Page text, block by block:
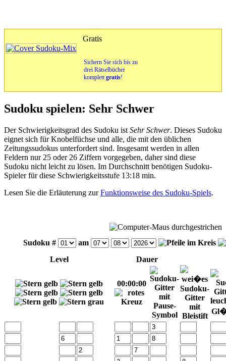
Gratis
Sichern Sie sich bis zu
drei Rätselbücher
komplettgratis!
Sudoku spielen: Sehr Schwer
Der Schwierigkeitsgrad des Sudoku ist Sehr Schwer. Dieses Sudoku
eignet sich für Knobelfüchse und alle, die mit den üblichen
Zeitungssudokus unterfordert sind. Insgesamt werden in allen
Feldern nur 25 oder 26 Ziffern vorgegeben, daher sind diese
Sudoku nicht leicht zu lösen. Im Durchschnitt benötigen Sudoku-
Spieler für diese Schwierigkeitsstufe 13:18 min.
Lesen Sie die Erläuterung zurFunktionsweise des Sudoku-Spiels.
Sudoku #
am
Level
Dauer
00:00:00